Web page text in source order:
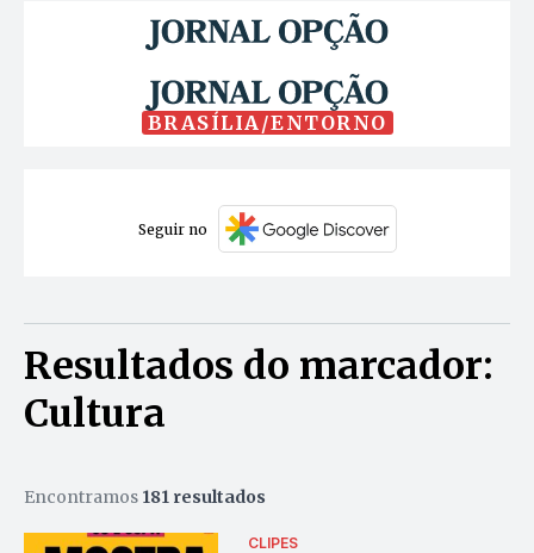
BRASÍLIA/ENTORNO
Seguir no
Resultados do marcador:
Cultura
Encontramos 181 resultados
CLIPES